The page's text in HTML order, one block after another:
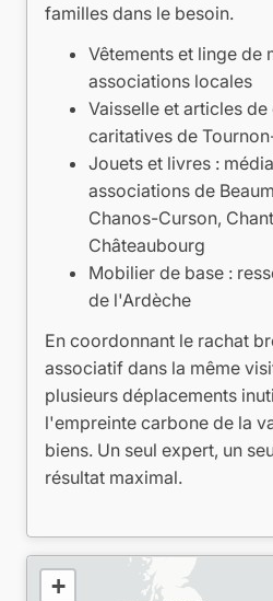
familles dans le besoin.
Vêtements et linge de
associations locales
Vaisselle et articles
caritatives de
Jouets et livres :
associations de
Chanos-Curson,
Châteaubourg
Mobilier de base :
de l'Ardèche
En coordonnant le rachat
associatif dans la même
plusieurs déplacements
l'empreinte carbone de la
biens. Un seul expert, un
résultat maximal.
+